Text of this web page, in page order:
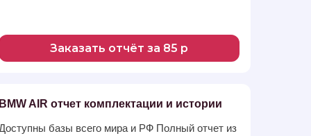
Заказать отчёт за 85 р
BMW AIR отчет комплектации и истории
базы всего мира и РФ Полный отчет из